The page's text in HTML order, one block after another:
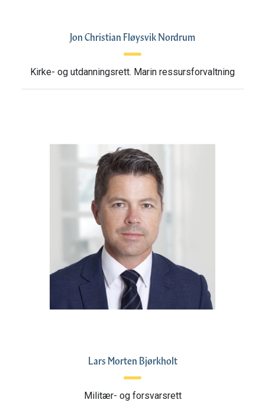
Jon Christian Fløysvik Nordrum
Kirke- og utdanningsrett. Marin ressursforvaltning
Lars Morten Bjørkholt
Militær- og forsvarsrett